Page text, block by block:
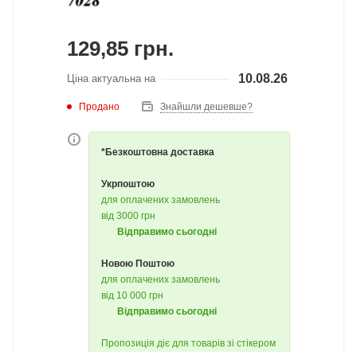
129,85 грн.
Ціна актуальна на 10.08.26
Продано Знайшли дешевше?
*Безкоштовна доставка
Укрпоштою
для оплачених замовлень
від 3000 грн
Відправимо сьогодні
Новою Поштою
для оплачених замовлень
від 10 000 грн
Відправимо сьогодні
Пропозиція діє для товарів зі стікером